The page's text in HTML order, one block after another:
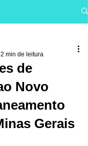
de
Novo
Gerais
2 min de leitura